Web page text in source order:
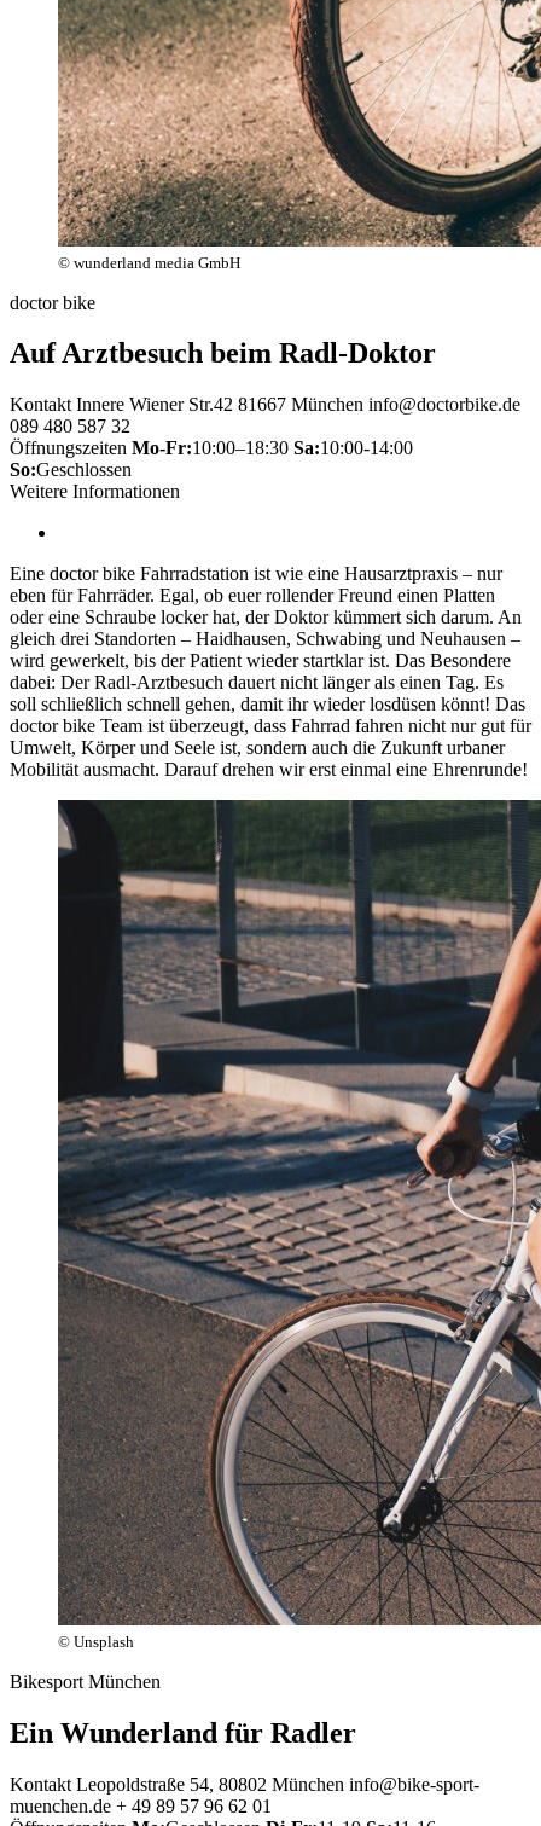
© wunderland media GmbH
doctor bike
Auf Arztbesuch beim Radl-Doktor
Kontakt Innere Wiener Str.42 81667 München info@doctorbike.de
089 480 587 32
Öffnungszeiten Mo-Fr:10:00–18:30 Sa:10:00-14:00
So:Geschlossen
Weitere Informationen
Eine doctor bike Fahrradstation ist wie eine Hausarztpraxis – nur
eben für Fahrräder. Egal, ob euer rollender Freund einen Platten
oder eine Schraube locker hat, der Doktor kümmert sich darum. An
gleich drei Standorten – Haidhausen, Schwabing und Neuhausen –
wird gewerkelt, bis der Patient wieder startklar ist. Das Besondere
dabei: Der Radl-Arztbesuch dauert nicht länger als einen Tag. Es
soll schließlich schnell gehen, damit ihr wieder losdüsen könnt! Das
doctor bike Team ist überzeugt, dass Fahrrad fahren nicht nur gut für
Umwelt, Körper und Seele ist, sondern auch die Zukunft urbaner
Mobilität ausmacht. Darauf drehen wir erst einmal eine Ehrenrunde!
© Unsplash
Bikesport München
Ein Wunderland für Radler
Kontakt Leopoldstraße 54, 80802 München info@bike-sport-
muenchen.de + 49 89 57 96 62 01